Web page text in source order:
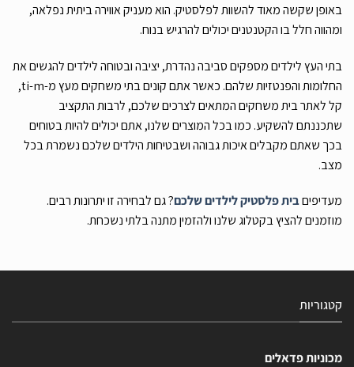
באופן שקשה מאוד להשוות לפלסטיק. הוא מעניק אווירה ביתית נפלאה,
ומהווה חלל בו הקטנטנים יכולים להרגיש בנוח.
בתי העץ לילדים מספקים סביבה נהדרת, יציבה ובטוחה לילדים להגשים את
החלומות והפנטזיות שלהם. כאשר אתם קונים בתי משחקים מעץ מ-ti-m,
קל לאתר בית משחקים המתאים לצרכים שלכם, לרבות התקציב
שתכננתם להשקיע. כמו בכל המוצרים שלנו, אתם יכולים להיות בטוחים
בכך שאתם מקבלים איכות גבוהה ושבטיחות הילדים שלכם נשמרת בכל
מצב.
מעדיפיםבית פלסטיק לילדים שלכם? גם לבחירה זו יתרונות רבים.
מוזמנים להציץ בקטלוג שלנו ולהזמין מתנה בלתי נשכחת.
קטגוריות
מכוניות פדאלים